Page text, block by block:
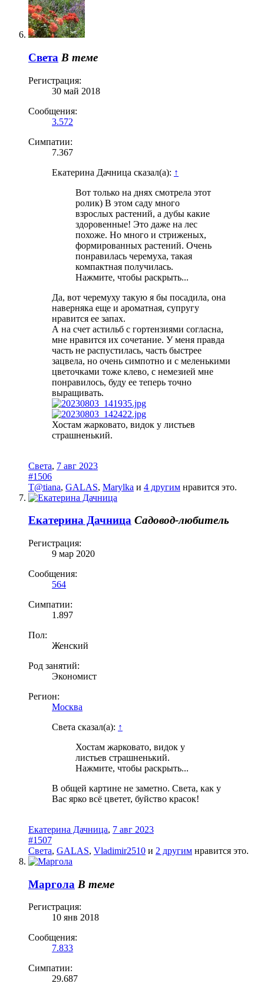
Света В теме
Регистрация:
30 май 2018
Сообщения:
3.572
Симпатии:
7.367
Екатерина Дачница сказал(а): ↑
Вот только на днях смотрела этот
ролик) В этом саду много
взрослых растений, а дубы какие
здоровенные! Это даже на лес
похоже. Но много и стриженых,
формированных растений. Очень
понравилась черемуха, такая
компактная получилась.
Нажмите, чтобы раскрыть...
Да, вот черемуху такую я бы посадила, она
наверняка еще и ароматная, супругу
нравится ее запах.
А на счет астильб с гортензиями согласна,
мне нравится их сочетание. У меня правда
часть не распустилась, часть быстрее
зацвела, но очень симпотно и с меленькими
цветочками тоже клево, с немезией мне
понравилось, буду ее теперь точно
выращивать.
Хостам жарковато, видок у листьев
страшненький.
Света, 7 авг 2023
#1506
T@tiana, GALAS, Marylka и 4 другим нравится это.
Екатерина Дачница Садовод-любитель
Регистрация:
9 мар 2020
Сообщения:
564
Симпатии:
1.897
Пол:
Женский
Род занятий:
Экономист
Регион:
Москва
Света сказал(а): ↑
Хостам жарковато, видок у
листьев страшненький.
Нажмите, чтобы раскрыть...
В общей картине не заметно. Света, как у
Вас ярко всё цветет, буйство красок!
Екатерина Дачница, 7 авг 2023
#1507
Света, GALAS, Vladimir2510 и 2 другим нравится это.
Маргола В теме
Регистрация:
10 янв 2018
Сообщения:
7.833
Симпатии:
29.687